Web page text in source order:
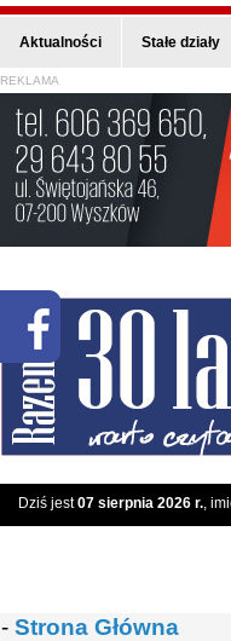
Aktualności Stałe działy
REKLAMA
Dziś jest07 sierpnia 2026 r.,
- Strona Główna